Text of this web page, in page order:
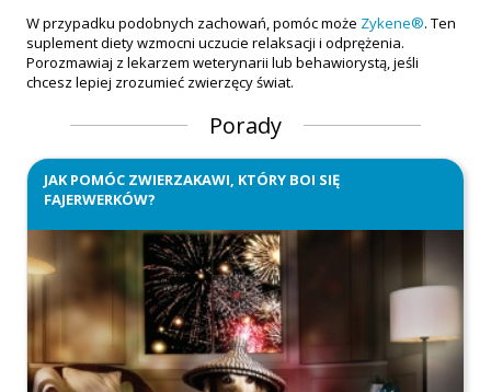
W przypadku podobnych zachowań, pomóc może Zykene®. Ten
suplement diety wzmocni uczucie relaksacji i odprężenia.
Porozmawiaj z lekarzem weterynarii lub behawiorystą, jeśli
chcesz lepiej zrozumieć zwierzęcy świat.
Porady
JAK POMÓC ZWIERZAKAWI, KTÓRY BOI SIĘ
FAJERWERKÓW?